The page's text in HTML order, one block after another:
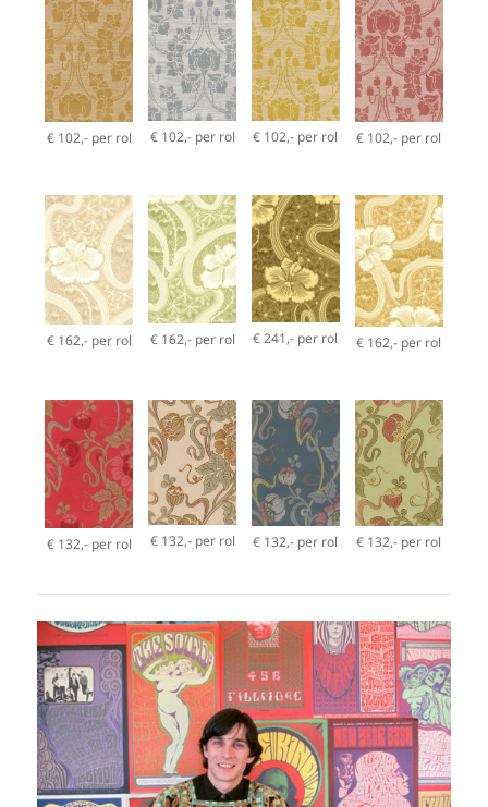
€ 102,- per rol € 102,- per rol € 102,- per rol € 102,- per rol
€ 162,- per rol € 162,- per rol € 241,- per rol € 162,- per rol
€ 132,- per rol € 132,- per rol € 132,- per rol € 132,- per rol